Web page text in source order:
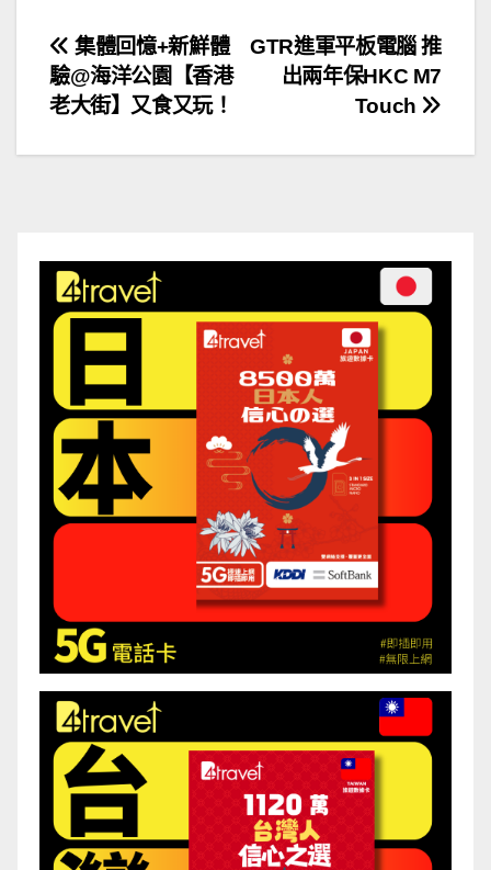
文
章
導
GTR進軍平板電腦 推
出兩年保HKC M7
Touch
集體回憶+新鮮體
驗@海洋公園【香港
老大街】又食又玩！